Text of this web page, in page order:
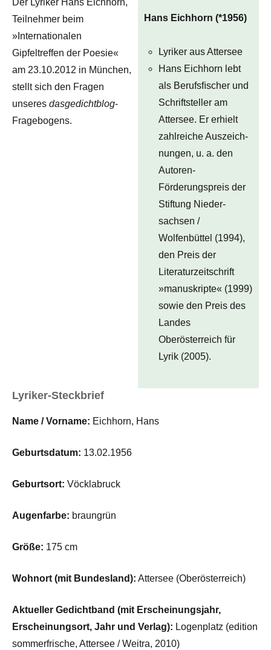
Hans Eichhorn (*1956)
Lyriker aus Attersee
Hans Eichhorn lebt
als Berufsﬁscher und
Schriftsteller am
Attersee. Er erhielt
zahlreiche Auszeich-
nungen, u. a. den
Autoren-
Förderungspreis der
Stiftung Nieder-
sachsen /
Wolfenbüttel (1994),
den Preis der
Literaturzeitschrift
»manuskripte« (1999)
sowie den Preis des
Landes
Oberösterreich für
Lyrik (2005).
Der Lyriker Hans Eichhorn,
Teilnehmer beim
»Internationalen
Gipfeltreffen der Poesie«
am 23.10.2012 in München,
stellt sich den Fragen
unseres dasgedichtblog-
Fragebogens.
Lyriker-Steckbrief
Name / Vorname: Eichhorn, Hans
Geburtsdatum: 13.02.1956
Geburtsort: Vöcklabruck
Augenfarbe: braungrün
Größe: 175 cm
Wohnort (mit Bundesland): Attersee (Oberösterreich)
Aktueller Gedichtband (mit Erscheinungsjahr,
Erscheinungsort, Jahr und Verlag): Logenplatz (edition
sommerfrische, Attersee / Weitra, 2010)